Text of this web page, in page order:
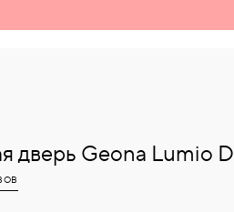
дверь Geona Lumio D